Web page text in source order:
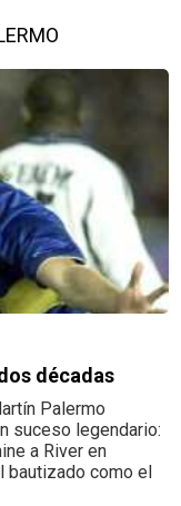
décadas
Palermo
suceso legendario:
a River en
como el